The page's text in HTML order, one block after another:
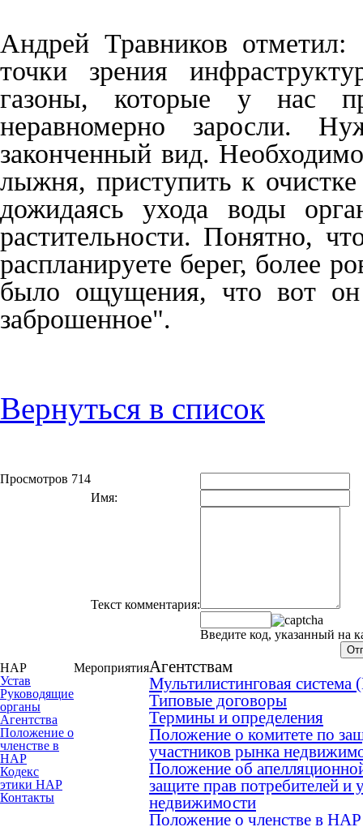
Андрей Травников
точки зрения
газоны, которые у нас
неравномерно заросли.
законченный вид.
лыжня, приступить к
дожидаясь ухода воды
растительности. Понятно,
распланируете берег, более
было ощущения, что вот он
заброшенное".
Вернуться в список
Просмотров 714
Имя:
Текст комментария:
Введите код, указанный на
НАР
Устав
Руководящие
органы
Агентства
Положение о
членстве в
НАР
Кодекс
этики НАР
Контакты
МероприятияАгентствам
Мультилистинговая
Типовые договоры
Термины и определения
Положение о комитете по
участников рынка
Положение об
защите прав потребителей и
недвижимости
Положение о членстве в НАР